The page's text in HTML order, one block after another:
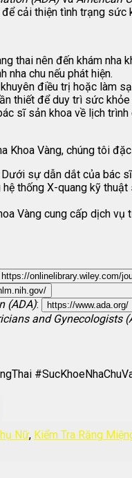
cải thiện tình trạng
thai nên đến khám nha
nha chu nếu phát hiện.
điều trị hoặc làm
thiết để duy trì sức khỏe
sĩ sản khoa về lịch
Khoa Vàng, chúng tôi
Dưới sự dẫn dắt của bác
thống X-quang kỹ
Vàng cung cấp dịch
https://onlinelibrary.wiley.com/
(ADA): https://www.ada.org/
and Gynecologists
Nữ, Kiểm Tra Răng